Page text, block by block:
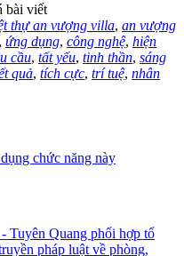
bài viết
thự an vượng villa, an vượng
, ứng dụng, công nghệ, hiện
cầu, tất yếu, tinh thần, sáng
quả, tích cực, trí tuệ, nhân
chức năng này
Quang phối hợp tổ
pháp luật về phòng,